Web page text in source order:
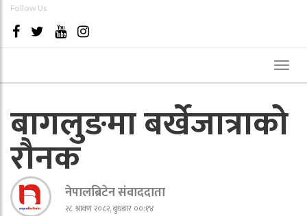
Follow Us
बागलुङमा बर्खेजात्राको
रौनक
नेपालब्रिटेन संवाददाता
२८ श्रावण २०८२, बुधबार ००:१४